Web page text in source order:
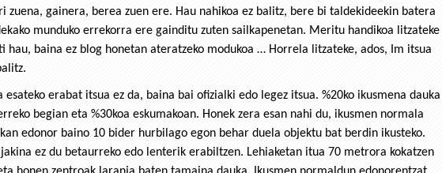
zuena, gainera, berea zuen ere. Hau nahikoa ez balitz, bere bi taldekideekin batera
munduko errekorra ere gainditu zuten sailkapenetan. Meritu handikoa litzateke
hau, baina ez blog honetan ateratzeko modukoa … Horrela litzateke, ados, Im itsua
esateko erabat itsua ez da, baina bai ofizialki edo legez itsua. %20ko ikusmena dauka
begian eta %30koa eskumakoan. Honek zera esan nahi du, ikusmen normala
edonor baino 10 bider hurbilago egon behar duela objektu bat berdin ikusteko.
jakina ez du betaurreko edo lenterik erabiltzen. Lehiaketan itua 70 metrora kokatzen